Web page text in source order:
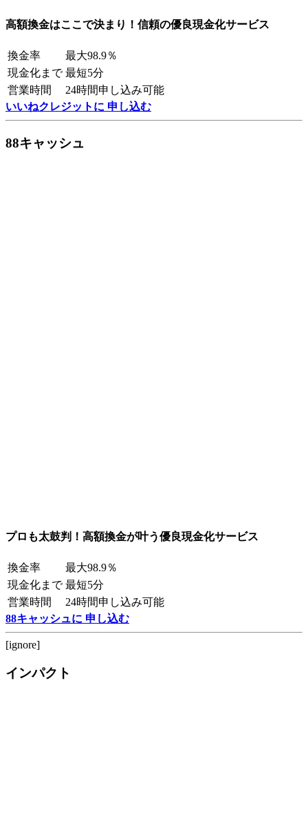
高額換金はここで決まり！信頼の優良現金化サービス
換金率
最大98.9％
現金化まで 最短5分
営業時間
24時間申し込み可能
いいねクレジットに 申し込む
88キャッシュ
プロも太鼓判！高額換金が叶う優良現金化サービス
換金率
最大98.9％
現金化まで 最短5分
営業時間
24時間申し込み可能
88キャッシュに 申し込む
[ignore]
インパクト